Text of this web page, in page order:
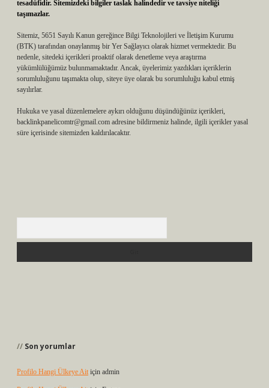
tesadüfidir. Sitemizdeki bilgiler taslak halindedir ve tavsiye niteliği
taşımazlar.
Sitemiz, 5651 Sayılı Kanun gereğince Bilgi Teknolojileri ve İletişim Kurumu
(BTK) tarafından onaylanmış bir Yer Sağlayıcı olarak hizmet vermektedir. Bu
nedenle, sitedeki içerikleri proaktif olarak denetleme veya araştırma
yükümlülüğümüz bulunmamaktadır. Ancak, üyelerimiz yazdıkları içeriklerin
sorumluluğunu taşımakta olup, siteye üye olarak bu sorumluluğu kabul etmiş
sayılırlar.
Hukuka ve yasal düzenlemelere aykırı olduğunu düşündüğünüz içerikleri,
backlinkpanelicomtr@gmail.com adresine bildirmeniz halinde, ilgili içerikler yasal
süre içerisinde sitemizden kaldırılacaktır.
Son yorumlar
Profilo Hangi Ülkeye Ait için admin